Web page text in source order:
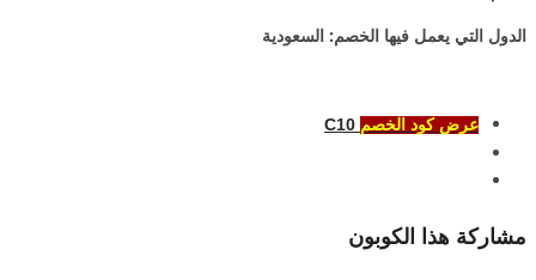
الدول التي يعمل فيها الخصم: السعودية
عرض كود الخصم
مشاركة هذا الكوبون